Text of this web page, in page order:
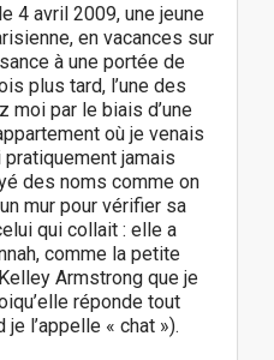
4 avril 2009, une jeune
en vacances sur
à une portée de
plus tard, l’une des
par le biais d’une
où je venais
pratiquement jamais
des noms comme on
mur pour vérifier sa
qui collait : elle a
comme la petite
Armstrong que je
réponde tout
l’appelle « chat »).